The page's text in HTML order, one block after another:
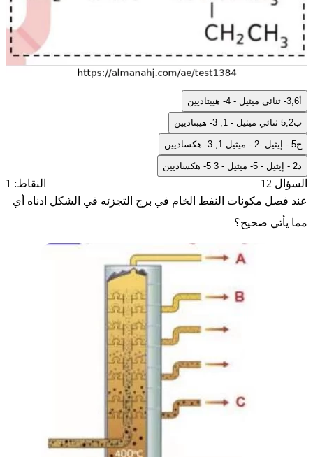
3,6- ثنائي ميثيل - 4- هيبتاديين
ب5,2 ثنائي ميثيل - 1, 3- هيبتاديين
ج5 - إيثيل -2 - ميثيل 1, 3- هكساديين
2 - إيثيل - 5- ميثيل - 3 5- هكساديين
السؤال 12
النقاط: 1
عند فصل مكونات النفط الخام في برج التجزئه في الشكل ادناه أي
مما يأتي صحيح؟